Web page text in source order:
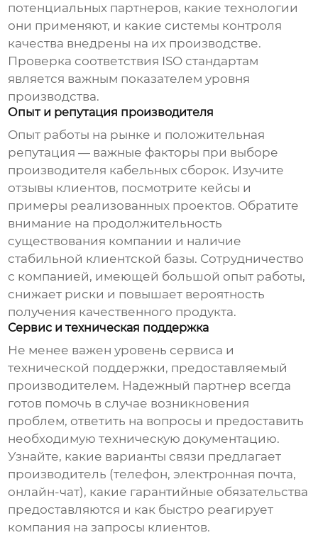
потенциальных партнеров, какие технологии
они применяют, и какие системы контроля
качества внедрены на их производстве.
Проверка соответствия ISO стандартам
является важным показателем уровня
производства.
Опыт и репутация производителя
Опыт работы на рынке и положительная
репутация — важные факторы при выборе
производителя кабельных сборок. Изучите
отзывы клиентов, посмотрите кейсы и
примеры реализованных проектов. Обратите
внимание на продолжительность
существования компании и наличие
стабильной клиентской базы. Сотрудничество
с компанией, имеющей большой опыт работы,
снижает риски и повышает вероятность
получения качественного продукта.
Сервис и техническая поддержка
Не менее важен уровень сервиса и
технической поддержки, предоставляемый
производителем. Надежный партнер всегда
готов помочь в случае возникновения
проблем, ответить на вопросы и предоставить
необходимую техническую документацию.
Узнайте, какие варианты связи предлагает
производитель (телефон, электронная почта,
онлайн-чат), какие гарантийные обязательства
предоставляются и как быстро реагирует
компания на запросы клиентов.